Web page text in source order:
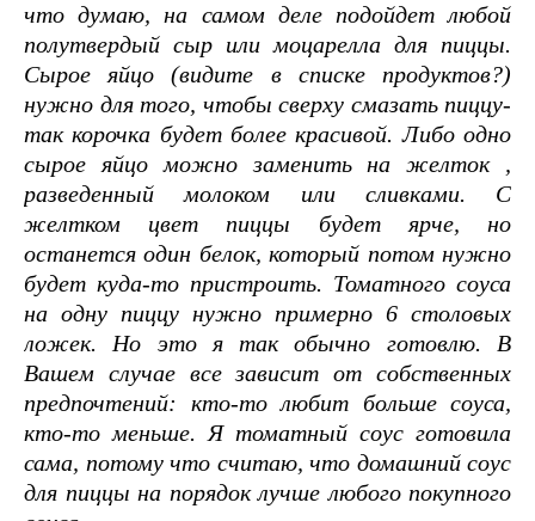
что думаю, на самом деле подойдет любой
полутвердый сыр или моцарелла для пиццы.
Сырое яйцо (видите в списке продуктов?)
нужно для того, чтобы сверху смазать пиццу-
так корочка будет более красивой. Либо одно
сырое яйцо можно заменить на желток ,
разведенный молоком или сливками. С
желтком цвет пиццы будет ярче, но
останется один белок, который потом нужно
будет куда-то пристроить. Томатного соуса
на одну пиццу нужно примерно 6 столовых
ложек. Но это я так обычно готовлю. В
Вашем случае все зависит от собственных
предпочтений: кто-то любит больше соуса,
кто-то меньше. Я томатный соус готовила
сама, потому что считаю, что домашний соус
для пиццы на порядок лучше любого покупного